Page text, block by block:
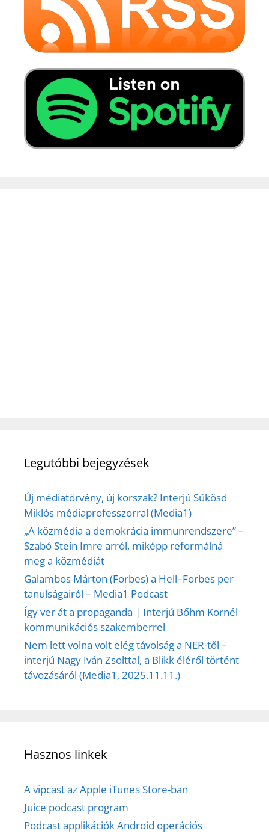
Legutóbbi bejegyzések
Új médiatörvény, új korszak? Interjú Sükösd
Miklós médiaprofesszorral (Media1)
„A közmédia a demokrácia immunrendszere” –
Szabó Stein Imre arról, miképp reformálná
meg a közmédiát
Galambos Márton (Forbes) a Hell–Forbes per
tanulságairól – Media1 Podcast
Így ver át a propaganda | Interjú Bőhm Kornél
kommunikációs szakemberrel
Nem lett volna volt elég távolság a NER-től –
interjú Nagy Iván Zsolttal, a Blikk éléről történt
távozásáról (Media1, 2025.11.11.)
Hasznos linkek
A vipcast az Apple iTunes Store-ban
Juice podcast program
Podcast applikációk Android operációs